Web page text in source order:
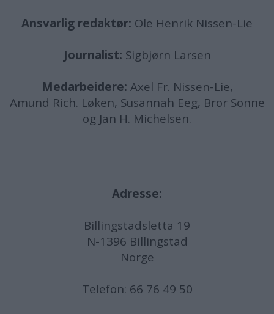
Ansvarlig redaktør: Ole Henrik Nissen-Lie
Journalist: Sigbjørn Larsen
Medarbeidere: Axel Fr. Nissen-Lie,
Amund Rich. Løken, Susannah Eeg, Bror Sonne
og Jan H. Michelsen.
Adresse:
Billingstadsletta 19
N-1396 Billingstad
Norge
Telefon: 66 76 49 50